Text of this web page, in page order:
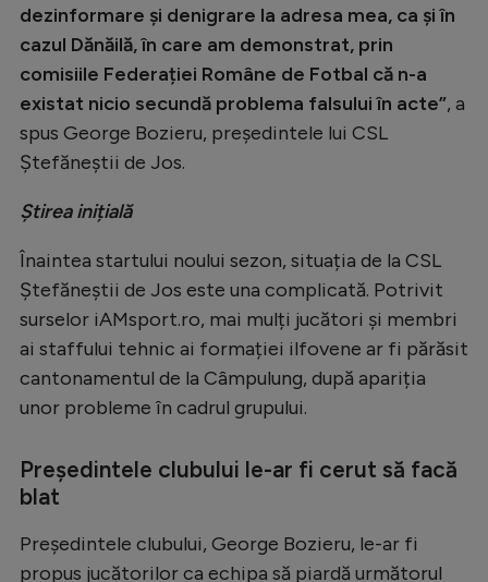
dezinformare și denigrare la adresa mea, ca și în
cazul Dănăilă, în care am demonstrat, prin
comisiile Federației Române de Fotbal că n-a
existat nicio secundă problema falsului în acte”, a
spus George Bozieru, președintele lui CSL
Ștefăneștii de Jos.
Știrea inițială
Înaintea startului noului sezon, situația de la CSL
Ștefăneștii de Jos este una complicată. Potrivit
surselor iAMsport.ro, mai mulți jucători și membri
ai staffului tehnic ai formației ilfovene ar fi părăsit
cantonamentul de la Câmpulung, după apariția
unor probleme în cadrul grupului.
Președintele clubului le-ar fi cerut să facă
blat
Președintele clubului, George Bozieru, le-ar fi
propus jucătorilor ca echipa să piardă următorul